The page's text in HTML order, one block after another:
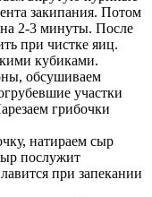
закипания. Потом
2-3 минуты. После
при чистке яиц.
кубиками.
обсушиваем
участки
грибочки
натираем сыр
послужит
при запекании